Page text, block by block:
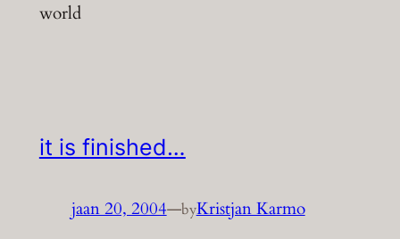
world
it is finished…
jaan 20, 2004—byKristjan Karmo